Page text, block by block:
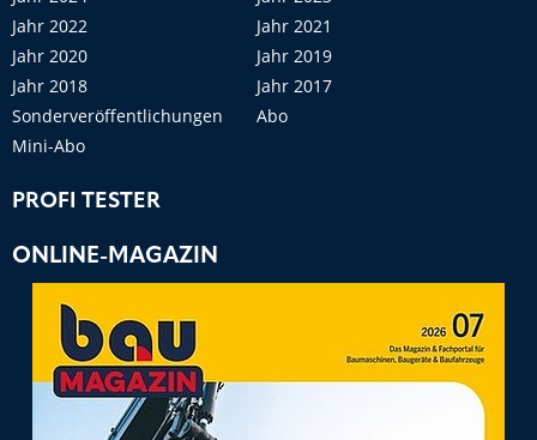
Jahr 2022
Jahr 2021
Jahr 2020
Jahr 2019
Jahr 2018
Jahr 2017
Sonderveröffentlichungen
Abo
Mini-Abo
PROFI TESTER
ONLINE-MAGAZIN